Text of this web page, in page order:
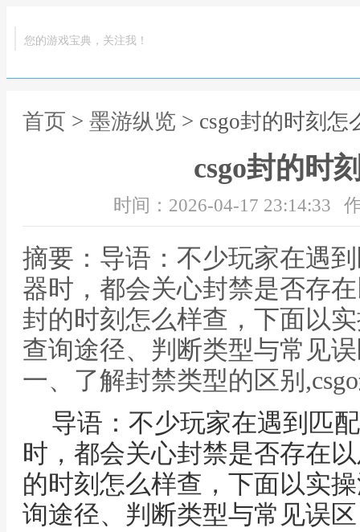
您的游戏宝典，关注我！
首页 > 墨游纵览 > csgo封的时刻怎
csgo封的时
时间：2026-04-17 23:14:33
摘要：导语：不少玩家在遇
器时，都会关心封禁是否存
封的时刻怎么样查，下面以
查询途径、判断类型与常见
一、了解封禁类型的区别
导语：不少玩家在遇到匹
时，都会关心封禁是否存在
的时刻怎么样查，下面以实
询途径、判断类型与常见误